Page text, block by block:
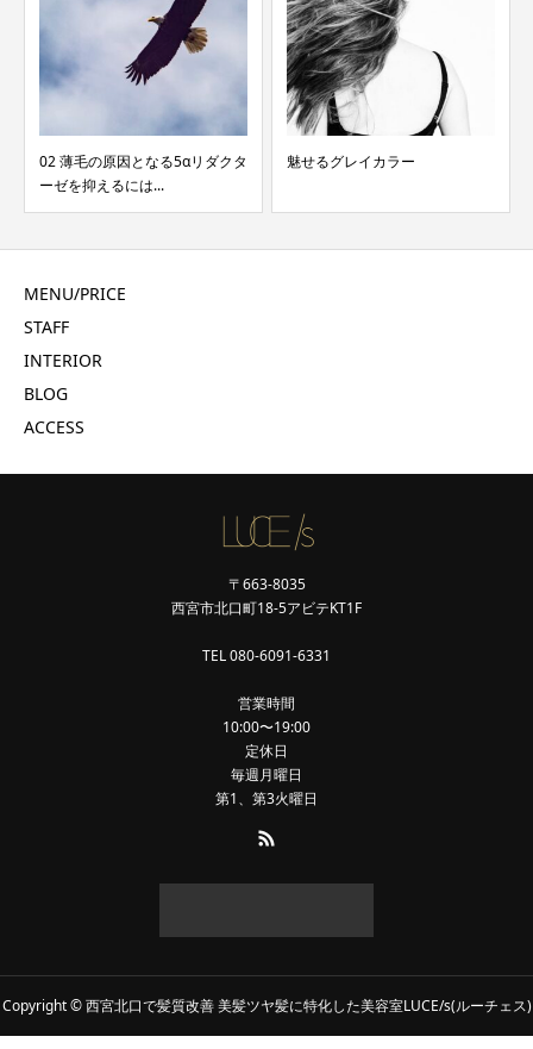
魅せるグレイカラー
03 育毛に必要な栄養素はお肌に
MENU/PRICE
STAFF
INTERIOR
BLOG
ACCESS
〒663-8035
西宮市北口町18-5アビテKT1F
TEL 080-6091-6331
営業時間
10:00〜19:00
定休日
毎週月曜日
第1、第3火曜日
Copyright © 西宮北口で髪質改善 美髪ツヤ髪に特化した美容室LUCE/s(ルーチェス)